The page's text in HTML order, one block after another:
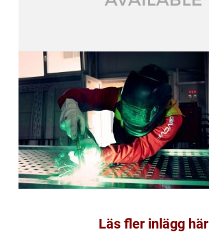
Läs fler inlägg här